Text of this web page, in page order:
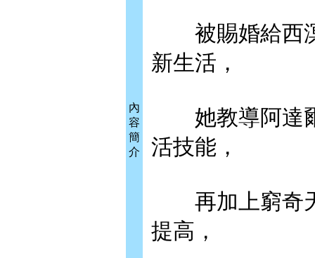
內
容
簡
介
被賜婚給西溟
新生活，
她教導阿達爾
活技能，
再加上窮奇天
提高，